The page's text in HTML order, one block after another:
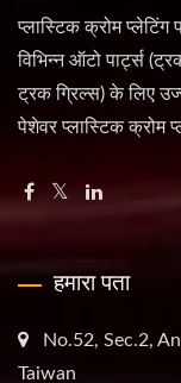
प्लास्टिक क्रोम प्लेटिंग
विभिन्न ऑटो पार्ट्स
ट्रक ग्रिल्स) के लिए
पेशेवर प्लास्टिक क्रोम
हमारा पता
No.52, Sec.2,
Taiwan